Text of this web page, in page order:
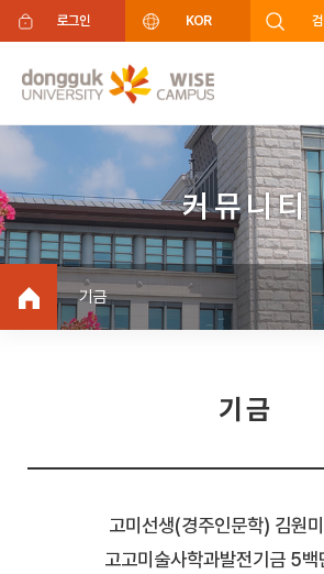
주메뉴 바로가기
푸터 바로가기
로그인 KOR
커뮤니티
기금
기금
고미선생(경주인문학) 김원미
고고미술사학과발전기금 5백